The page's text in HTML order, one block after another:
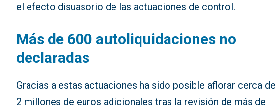
el efecto disuasorio de las actuaciones de control.
Más de 600 autoliquidaciones no
declaradas
Gracias a estas actuaciones ha sido posible aflorar cerca de
2 millones de euros adicionales tras la revisión de más de